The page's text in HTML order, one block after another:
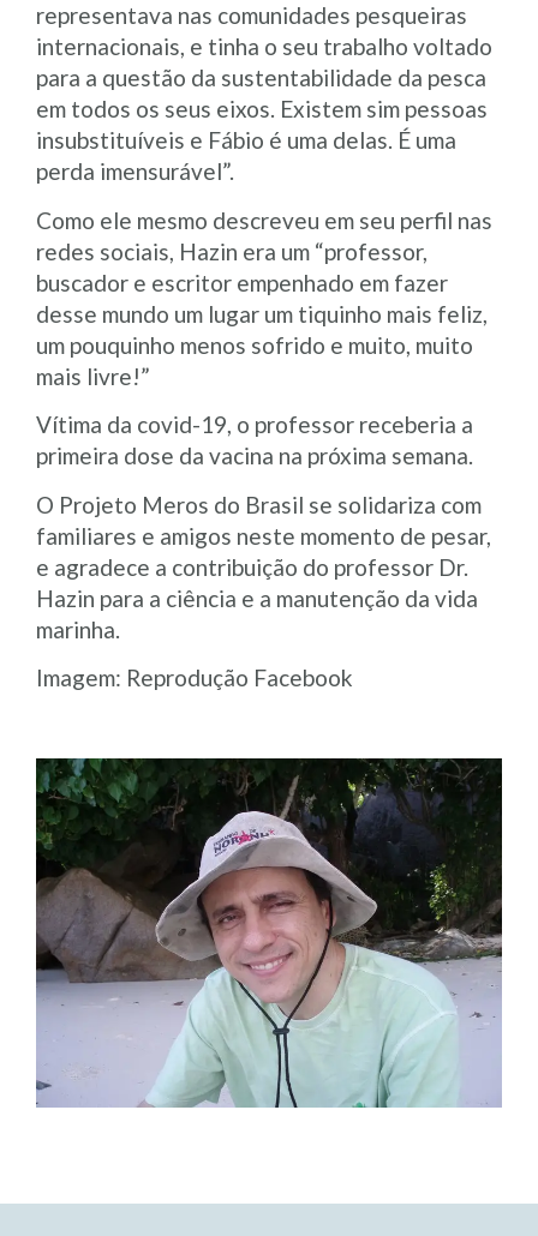
representava nas comunidades pesqueiras
internacionais, e tinha o seu trabalho voltado
para a questão da sustentabilidade da pesca
em todos os seus eixos. Existem sim pessoas
insubstituíveis e Fábio é uma delas. É uma
perda imensurável”.
Como ele mesmo descreveu em seu perfil nas
redes sociais, Hazin era um “professor,
buscador e escritor empenhado em fazer
desse mundo um lugar um tiquinho mais feliz,
um pouquinho menos sofrido e muito, muito
mais livre!”
Vítima da covid-19, o professor receberia a
primeira dose da vacina na próxima semana.
O Projeto Meros do Brasil se solidariza com
familiares e amigos neste momento de pesar,
e agradece a contribuição do professor Dr.
Hazin para a ciência e a manutenção da vida
marinha.
Imagem: Reprodução Facebook